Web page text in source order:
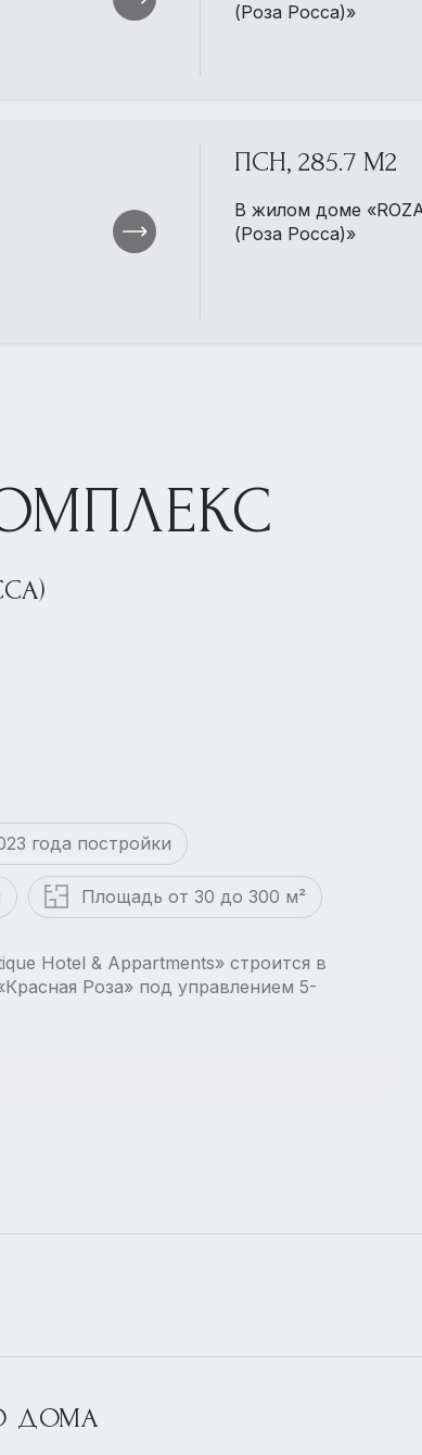
(Роза Росса)»
ПСН, 285.7 М2
В жилом доме
(Роза Росса)»
года постройки
Площадь от 30 до 300 м²
Hotel & Appartments» строится в
Роза» под управлением 5-
ДОМА